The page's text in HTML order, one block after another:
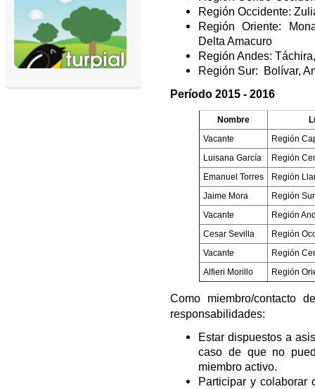
Región Occidente:
Región Oriente:
Delta Amacuro
Región Andes:
Región Sur: Bolívar,
Período 2015 - 2016
Nombre
Vacante
Región
Luisana García
Región
Emanuel Torres
Región
Jaime Mora
Región Sur
Vacante
Región
Cesar Sevilla
Región
Vacante
Región
Alfieri Morillo
Región
Como miembro/contacto
responsabilidades:
Estar dispuestos a
caso de que no
miembro activo.
Participar y colaborar